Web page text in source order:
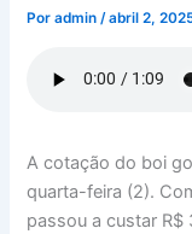
Poradmin/abril 2,
A cotação do boi
quarta-feira (2).
passou a custar R$